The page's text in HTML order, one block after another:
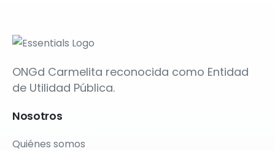
ONGd Carmelita reconocida como Entidad
de Utilidad Pública.
Nosotros
Quiénes somos